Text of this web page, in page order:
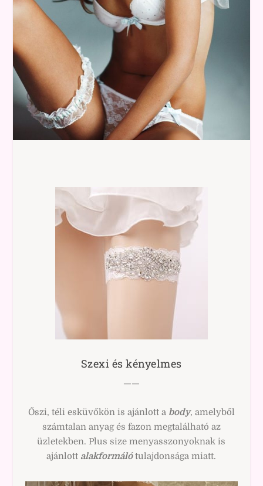
Szexi és kényelmes
——
Őszi, téli esküvőkön is ajánlott a body, amelyből
számtalan anyag és fazon megtalálható az
üzletekben. Plus size menyasszonyoknak is
ajánlott alakformálótulajdonsága miatt.